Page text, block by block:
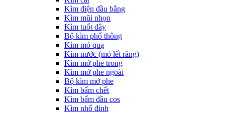
Kìm điện đầu bằng
Kìm mũi nhọn
Kìm tuốt dây
Bộ kìm phổ thông
Kìm mỏ quạ
Kìm nước (mỏ lết răng)
Kìm mở phe trong
Kìm mở phe ngoài
Bộ kìm mở phe
Kìm bấm chết
Kìm bấm đầu cos
Kìm nhổ đinh